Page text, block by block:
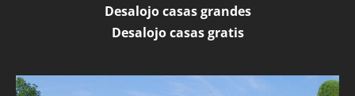
Desalojo casas grandes
Desalojo casas gratis